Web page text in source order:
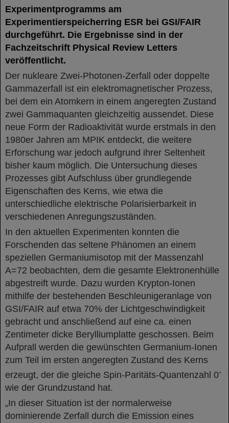
Experimentprogramms am
Experimentierspeicherring ESR bei GSI/FAIR
durchgeführt. Die Ergebnisse sind in der
Fachzeitschrift Physical Review Letters
veröffentlicht.
Der nukleare Zwei-Photonen-Zerfall oder doppelte
Gammazerfall ist ein elektromagnetischer Prozess,
bei dem ein Atomkern in einem angeregten Zustand
zwei Gammaquanten gleichzeitig aussendet. Diese
neue Form der Radioaktivität wurde erstmals in den
1980er Jahren am MPIK entdeckt, die weitere
Erforschung war jedoch aufgrund ihrer Seltenheit
bisher kaum möglich. Die Untersuchung dieses
Prozesses gibt Aufschluss über grundlegende
Eigenschaften des Kerns, wie etwa die
unterschiedliche elektrische Polarisierbarkeit in
verschiedenen Anregungszuständen.
In den aktuellen Experimenten konnten die
Forschenden das seltene Phänomen an einem
speziellen Germaniumisotop mit der Massenzahl
A=72 beobachten, dem die gesamte Elektronenhülle
abgestreift wurde. Dazu wurden Krypton-Ionen
mithilfe der bestehenden Beschleunigeranlage von
GSI/FAIR auf etwa 70% der Lichtgeschwindigkeit
gebracht und anschließend auf eine ca. einen
Zentimeter dicke Berylliumplatte geschossen. Beim
Aufprall werden die gewünschten Germanium-Ionen
zum Teil im ersten angeregten Zustand des Kerns
erzeugt, der die gleiche Spin-Paritäts-Quantenzahl 0+
wie der Grundzustand hat.
„In dieser Situation ist der normalerweise
dominierende Zerfall durch die Emission eines